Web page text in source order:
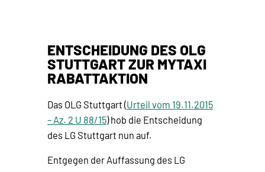
ENTSCHEIDUNG DES OLG
STUTTGART ZUR MYTAXI
RABATTAKTION
Das OLG Stuttgart (Urteil vom 19.11.2015
– Az. 2 U 88/15) hob die Entscheidung
des LG Stuttgart nun auf.
Entgegen der Auffassung des LG